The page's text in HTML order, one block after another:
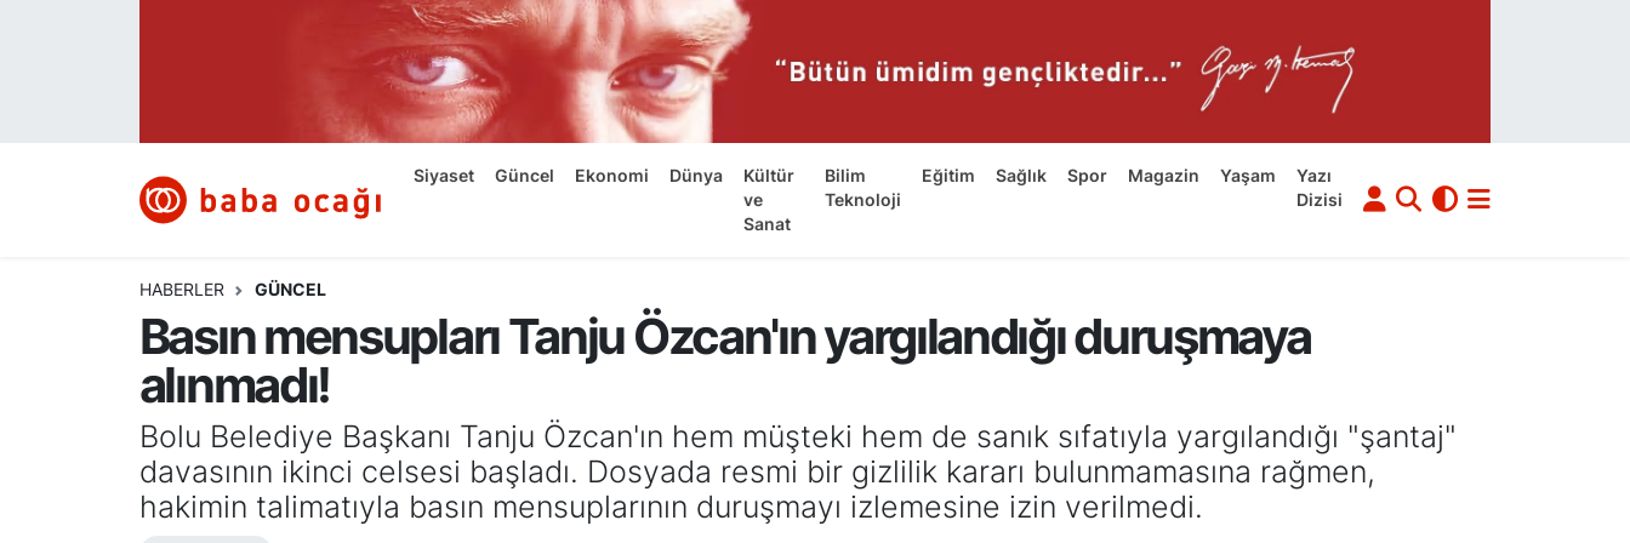
Siyaset Güncel Ekonomi Dünya
Kültür
ve
Sanat
Bilim
Teknoloji
Eğitim Sağlık Spor Magazin Yaşam
Yazı
Dizisi
HABERLER GÜNCEL
Basın mensupları Tanju Özcan'ın yargılandığı duruşmaya
alınmadı!
Bolu Belediye Başkanı Tanju Özcan'ın hem müşteki hem de sanık sıfatıyla yargılandığı "şantaj"
davasının ikinci celsesi başladı. Dosyada resmi bir gizlilik kararı bulunmamasına rağmen,
hakimin talimatıyla basın mensuplarının duruşmayı izlemesine izin verilmedi.
Ekonomi
Kültür ve Sanat
Bilim ve Teknoloji
Yazı Dizisi
Namaz Vakitleri
Trafik Durumu
Süper Lig Puan Durumu ve Fikstür
Tüm Manşetler
Son Dakika Haberleri
Haber Arşivi